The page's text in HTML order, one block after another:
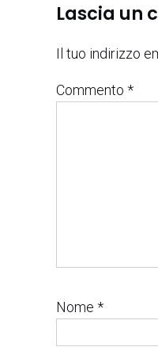
Lascia un
Il tuo indirizzo
Commento *
Nome *